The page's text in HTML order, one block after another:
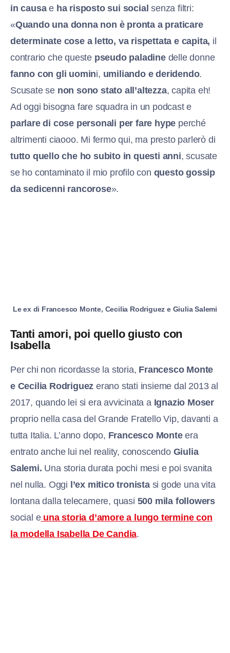
in causae ha risposto sui social senza filtri:
«Quando una donna non è pronta a praticare
determinate cose a letto, va rispettata e capita, il
contrario che queste pseudo paladinedelle donne
fanno con gli uomini, umiliando e deridendo.
Scusate se non sono stato all’altezza, capita eh!
Ad oggi bisogna fare squadra in un podcast e
parlare di cose personali per fare hype perché
altrimenti ciaooo. Mi fermo qui, ma presto parlerò di
tutto quello che ho subito in questi anni, scusate
se ho contaminato il mio profilo con questo gossip
da sedicenni rancorose».
Le ex di Francesco Monte, Cecilia Rodriguez e Giulia Salemi
Tanti amori, poi quello giusto con
Isabella
Per chi non ricordasse la storia, Francesco Monte
e Cecilia Rodriguez erano stati insieme dal 2013 al
2017, quando lei si era avvicinata a Ignazio Moser
proprio nella casa del Grande Fratello Vip, davanti a
tutta Italia. L’anno dopo, Francesco Monteera
entrato anche lui nel reality, conoscendo Giulia
Salemi. Una storia durata pochi mesi e poi svanita
nel nulla. Oggi l’ex mitico tronistasi gode una vita
lontana dalla telecamere, quasi 500 mila followers
social euna storia d’amore a lungo termine con
la modella Isabella De Candia.